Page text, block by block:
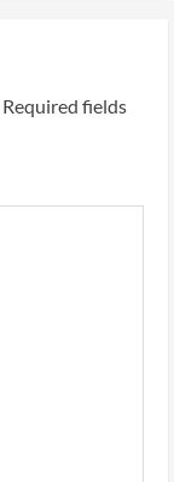
Required fields